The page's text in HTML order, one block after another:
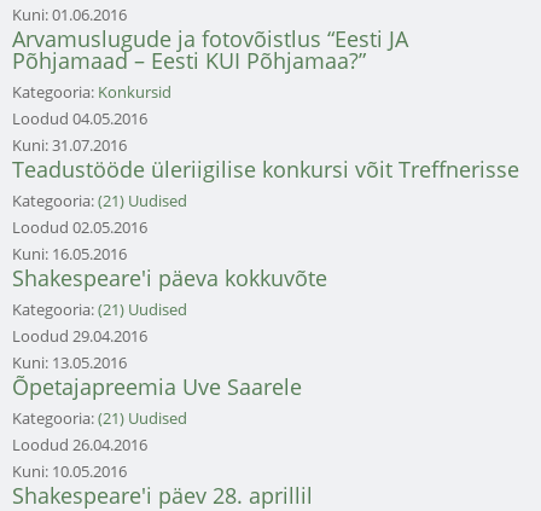
Kuni:01.06.2016
Arvamuslugude ja fotovõistlus “Eesti JA
Põhjamaad – Eesti KUI Põhjamaa?”
Kategooria: Konkursid
Loodud 04.05.2016
Kuni:31.07.2016
Teadustööde üleriigilise konkursi võit Treffnerisse
Kategooria:(21) Uudised
Loodud 02.05.2016
Kuni: 16.05.2016
Shakespeare'i päeva kokkuvõte
Kategooria:(21) Uudised
Loodud 29.04.2016
Kuni: 13.05.2016
Õpetajapreemia Uve Saarele
Kategooria:(21) Uudised
Loodud 26.04.2016
Kuni: 10.05.2016
Shakespeare'i päev 28. aprillil